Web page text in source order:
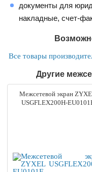
документы для
накладные, счет-
Все товары
Другие
Межсетевой экран
USGFLEX200H-